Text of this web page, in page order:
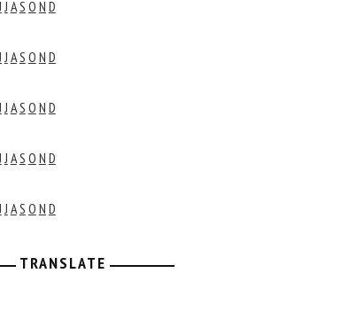
J AS O N D
J AS O N D
J AS O N D
J AS O N D
J AS O N D
TRANSLATE